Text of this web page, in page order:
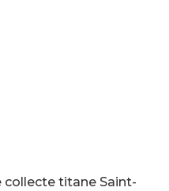
collecte titane Saint-